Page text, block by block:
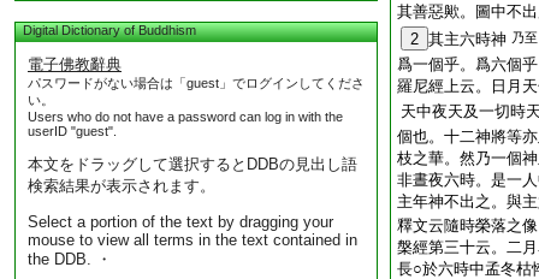
Digital Dictionary of Buddhism
電子佛教辭典
パスワードがない場合は「guest」でログインしてくださ
い。
Users who do not have a password can log in with the
userID "guest".
本文をドラッグして選択するとDDBの見出し語
検索結果が表示されます。
Select a portion of the text by dragging your
mouse to view all terms in the text contained in
the DDB. ・
其善惡歟。圖中不
2 其主六時神 乃至
爲一個乎。爲六個
羅尼經上云。日月
天中夜天及一切時
個也。十二神將等
枝之華。然乃一個
非晝夜六時。是一
主年神不出之。與
釋文云隨時榮落之
槃經第三十云。二
長○於六時中孟冬枯